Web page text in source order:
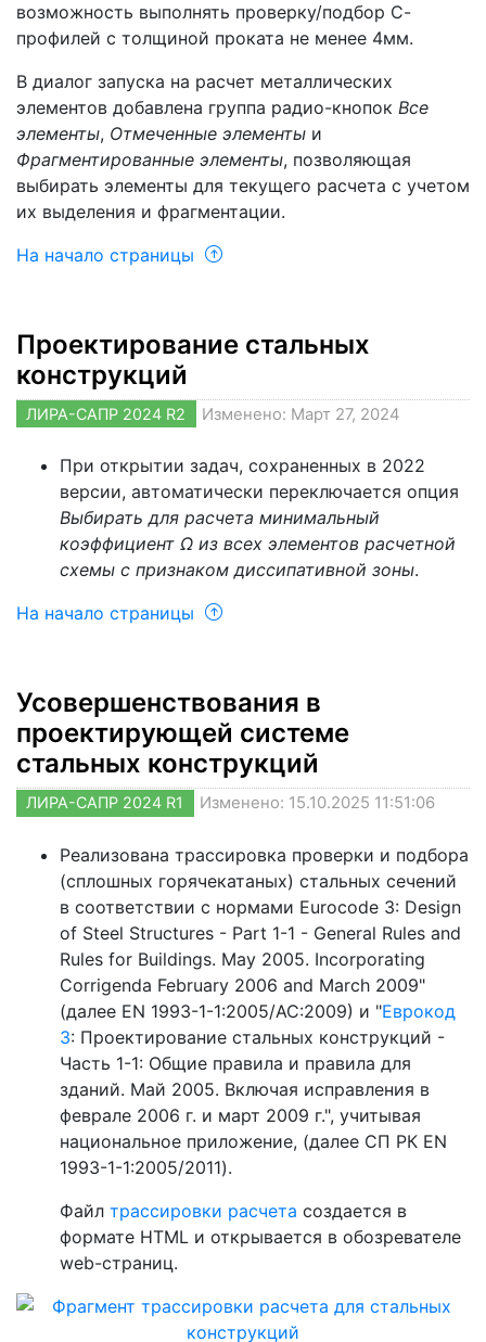
возможность выполнять проверку/подбор С-
профилей с толщиной проката не менее 4мм.
В диалог запуска на расчет металлических
элементов добавлена группа радио-кнопок Все
элементы, Отмеченные элементы и
Фрагментированные элементы, позволяющая
выбирать элементы для текущего расчета с учетом
их выделения и фрагментации.
На начало страницы
Проектирование стальных
конструкций
ЛИРА-САПР 2024 R2 Изменено: Март 27, 2024
При открытии задач, сохраненных в 2022
версии, автоматически переключается опция
Выбирать для расчета минимальный
коэффициент Ω из всех элементов расчетной
схемы с признаком диссипативной зоны.
На начало страницы
Усовершенствования в
проектирующей системе
стальных конструкций
ЛИРА-САПР 2024 R1 Изменено: 15.10.2025 11:51:06
Реализована трассировка проверки и подбора
(сплошных горячекатаных) стальных сечений
в соответствии с нормами Eurocode 3: Design
of Steel Structures - Part 1-1 - General Rules and
Rules for Buildings. May 2005. Incorporating
Corrigenda February 2006 and March 2009"
(далее EN 1993-1-1:2005/AC:2009) и "Еврокод
3: Проектирование стальных конструкций -
Часть 1-1: Общие правила и правила для
зданий. Май 2005. Включая исправления в
феврале 2006 г. и март 2009 г.", учитывая
национальное приложение, (далее СП РК EN
1993-1-1:2005/2011).
Файл трассировки расчета создается в
формате HTML и открывается в обозревателе
web-страниц.